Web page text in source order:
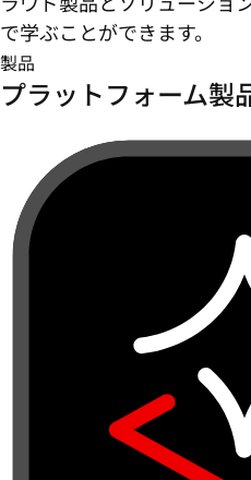
で学ぶことができます。
製品
プラットフォーム製